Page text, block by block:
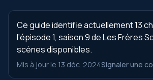
Ce guide identifie actuellement 13
l’épisode 1, saison 9 de Les Frères
scènes disponibles.
Mis à jour le 13 déc. 2024Signaler une